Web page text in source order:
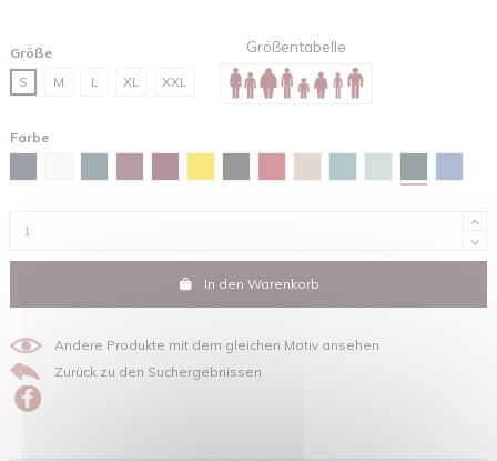
Größe
S
M L XL XXL
Größentabelle
Farbe
In den Warenkorb
Andere Produkte mit dem gleichen Motiv ansehen
Zurück zu den Suchergebnissen